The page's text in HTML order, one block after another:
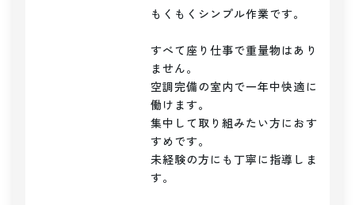
もくもくシンプル作業です。
すべて座り仕事で重量物はあり
ません。
空調完備の室内で一年中快適に
働けます。
集中して取り組みたい方におす
すめです。
未経験の方にも丁寧に指導しま
す。